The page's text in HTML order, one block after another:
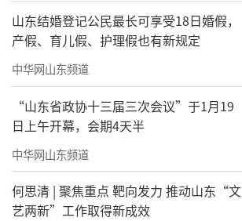
山东结婚登记公民最长可享受18日婚假，
产假、育儿假、护理假也有新规定
中华网山东频道
“山东省政协十三届三次会议”于1月19
日上午开幕，会期4天半
中华网山东频道
何思清 | 聚焦重点 靶向发力 推动山东“文
艺两新”工作取得新成效